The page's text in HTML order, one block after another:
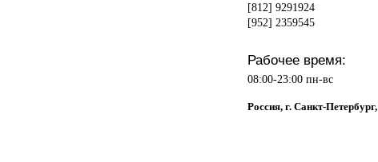
[812] 9291924
[952] 2359545
Рабочее время:
08:00-23:00 пн-вс
Россия, г. Санкт-